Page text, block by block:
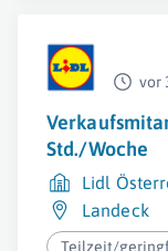
vor
Std./Woche
Lidl
Landeck
Teilzeit/